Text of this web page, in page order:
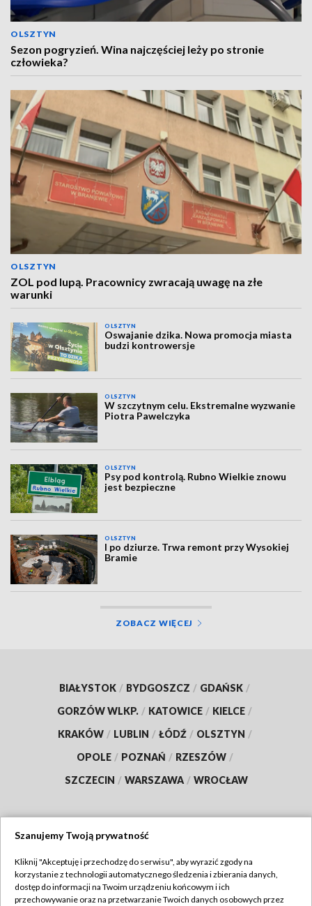
OLSZTYN
Sezon pogryzień. Wina najczęściej leży po stronie
człowieka?
OLSZTYN
ZOL pod lupą. Pracownicy zwracają uwagę na złe
warunki
OLSZTYN
Oswajanie dzika. Nowa promocja miasta
budzi kontrowersje
OLSZTYN
W szczytnym celu. Ekstremalne wyzwanie
Piotra Pawelczyka
OLSZTYN
Psy pod kontrolą. Rubno Wielkie znowu
jest bezpieczne
OLSZTYN
I po dziurze. Trwa remont przy Wysokiej
Bramie
ZOBACZ WIĘCEJ
BIAŁYSTOK / BYDGOSZCZ / GDAŃSK /
GORZÓW WLKP. / KATOWICE / KIELCE /
KRAKÓW / LUBLIN / ŁÓDŹ / OLSZTYN /
OPOLE / POZNAŃ / RZESZÓW /
SZCZECIN / WARSZAWA / WROCŁAW
TVP
Abonament TVP
Szanujemy Twoją prywatność
Kliknij "Akceptuję i przechodzę do serwisu", aby wyrazić zgody na
korzystanie z technologii automatycznego śledzenia i zbierania danych,
dostęp do informacji na Twoim urządzeniu końcowym i ich
przechowywanie oraz na przetwarzanie Twoich danych osobowych przez